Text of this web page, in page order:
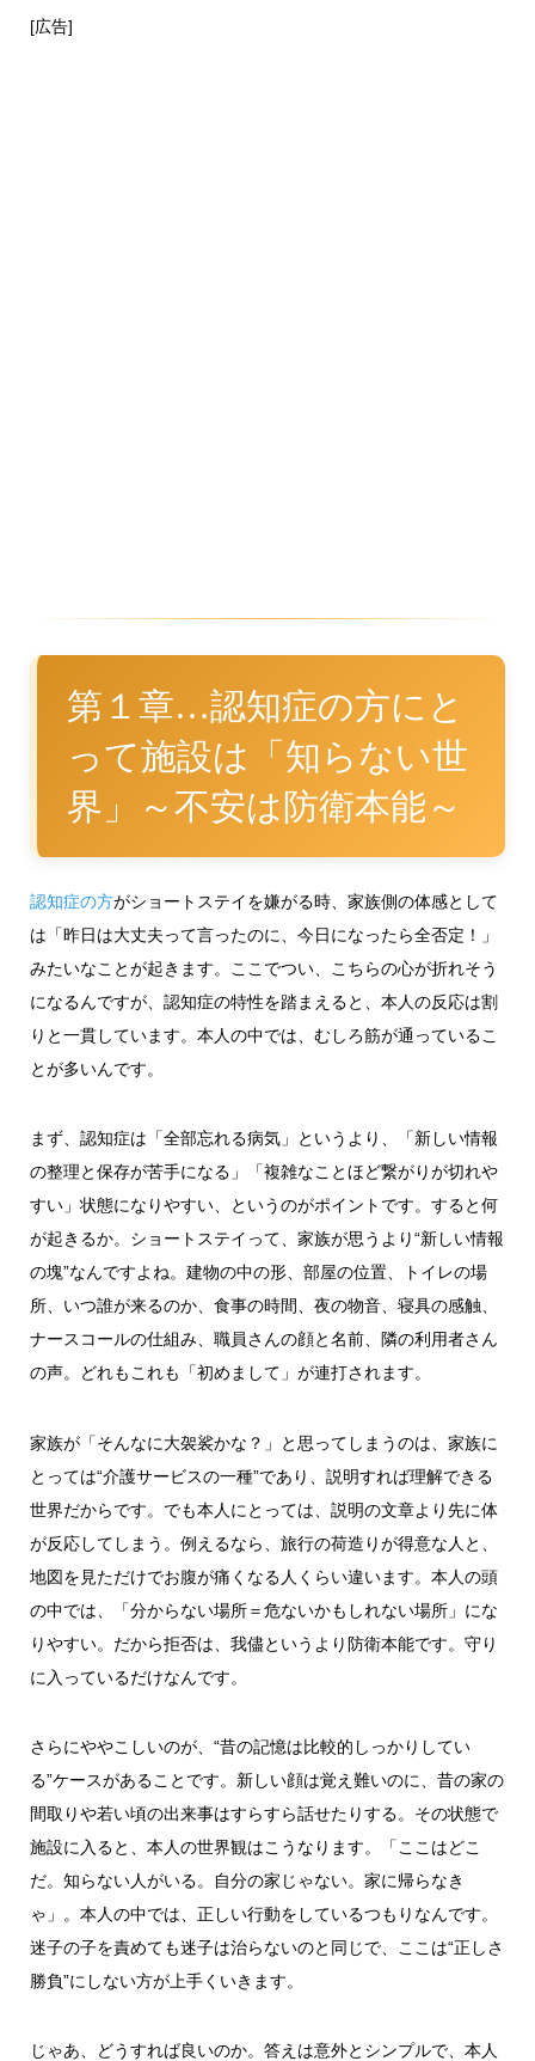
[広告]
第１章…認知症の方にと
って施設は「知らない世
界」～不安は防衛本能～
認知症の方がショートステイを嫌がる時、家族側の体感として
は「昨日は大丈夫って言ったのに、今日になったら全否定！」
みたいなことが起きます。ここでつい、こちらの心が折れそう
になるんですが、認知症の特性を踏まえると、本人の反応は割
りと一貫しています。本人の中では、むしろ筋が通っているこ
とが多いんです。
まず、認知症は「全部忘れる病気」というより、「新しい情報
の整理と保存が苦手になる」「複雑なことほど繋がりが切れや
すい」状態になりやすい、というのがポイントです。すると何
が起きるか。ショートステイって、家族が思うより“新しい情報
の塊”なんですよね。建物の中の形、部屋の位置、トイレの場
所、いつ誰が来るのか、食事の時間、夜の物音、寝具の感触、
ナースコールの仕組み、職員さんの顔と名前、隣の利用者さん
の声。どれもこれも「初めまして」が連打されます。
家族が「そんなに大袈裟かな？」と思ってしまうのは、家族に
とっては“介護サービスの一種”であり、説明すれば理解できる
世界だからです。でも本人にとっては、説明の文章より先に体
が反応してしまう。例えるなら、旅行の荷造りが得意な人と、
地図を見ただけでお腹が痛くなる人くらい違います。本人の頭
の中では、「分からない場所＝危ないかもしれない場所」にな
りやすい。だから拒否は、我儘というより防衛本能です。守り
に入っているだけなんです。
さらにややこしいのが、“昔の記憶は比較的しっかりしてい
る”ケースがあることです。新しい顔は覚え難いのに、昔の家の
間取りや若い頃の出来事はすらすら話せたりする。その状態で
施設に入ると、本人の世界観はこうなります。「ここはどこ
だ。知らない人がいる。自分の家じゃない。家に帰らなき
ゃ」。本人の中では、正しい行動をしているつもりなんです。
迷子の子を責めても迷子は治らないのと同じで、ここは“正しさ
勝負”にしない方が上手くいきます。
じゃあ、どうすれば良いのか。答えは意外とシンプルで、本人